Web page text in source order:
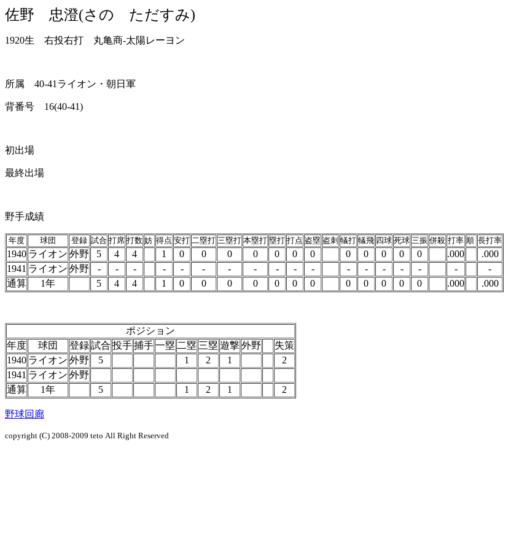
佐野 忠澄(さの ただすみ)
1920生 右投右打 丸亀商-太陽レーヨン
所属 40-41ライオン・朝日軍
背番号 16(40-41)
初出場
最終出場
野手成績
年度 球団 登録 試合 打席 打数 妨 得点 安打 二塁打 三塁打 本塁打 塁打 打点 盗塁 盗刺 犠打 犠飛 四球 死球 三振 併殺 打率 順 長打率
1940 ライオン 外野 5 4 4 1 0 0 0 0 0 0 0 0 0 0 0 0 .000
.000
1941 ライオン 外野 - - - - - - - - - - - - - - - - -
-
通算
1年 5 4 4 1 0 0 0 0 0 0 0 0 0 0 0 0 .000 .000
ポジション
年度
球団 登録試合 投手捕手一塁 二塁 三塁 遊撃外野
失策
1940 ライオン 外野 5 1 2 1
2
1941 ライオン 外野
通算
1年 5 1 2 1 2
野球回廊
copyright (C) 2008-2009 teto All Right Reserved